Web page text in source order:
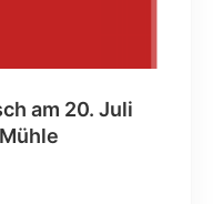
am 20. Juli